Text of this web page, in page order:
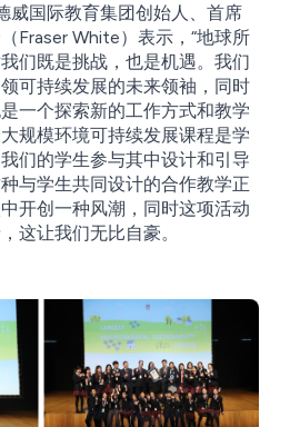
威国际教育集团创始人、首席
Fraser White）表示，“地球所
们既是挑战，也是机遇。我们
可持续发展的未来领袖，同时
一个探索新的工作方式和教学
规模环境可持续发展课程是学
们的学生参与其中设计和引导
与学生共同设计的合作教学正
开创一种风潮，同时这项活动
这让我们无比自豪。